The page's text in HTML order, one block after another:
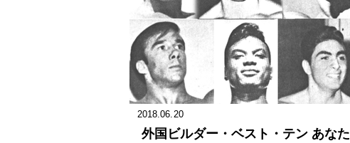
2018.06.20
外国ビルダー・ベスト・テン あなた